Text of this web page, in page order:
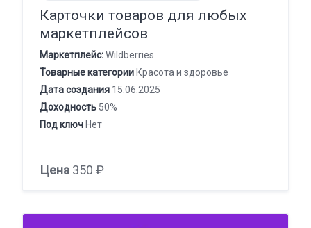
Карточки товаров для любых
маркетплейсов
Маркетплейс:Wildberries
Товарные категории Красота и здоровье
Дата создания 15.06.2025
Доходность 50%
Под ключ Нет
Цена 350 ₽